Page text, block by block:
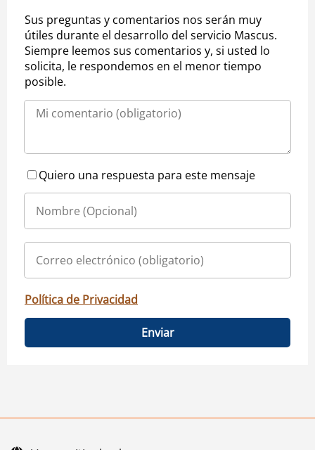
Sus preguntas y comentarios nos serán muy
útiles durante el desarrollo del servicio Mascus.
Siempre leemos sus comentarios y, si usted lo
solicita, le respondemos en el menor tiempo
posible.
Quiero una respuesta para este mensaje
Política de Privacidad
Enviar